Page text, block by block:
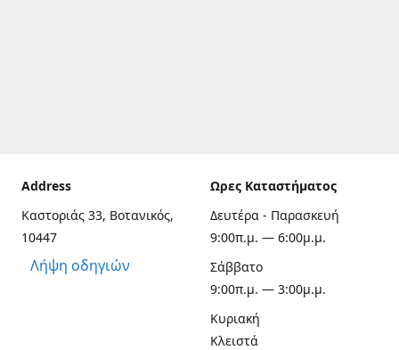
Address
Καστοριάς 33, Βοτανικός,
10447
Λήψη οδηγιών
Ωρες Καταστήματος
Δευτέρα - Παρασκευή
9:00π.μ. — 6:00μ.μ.
Σάββατο
9:00π.μ. — 3:00μ.μ.
Κυριακή
Κλειστά